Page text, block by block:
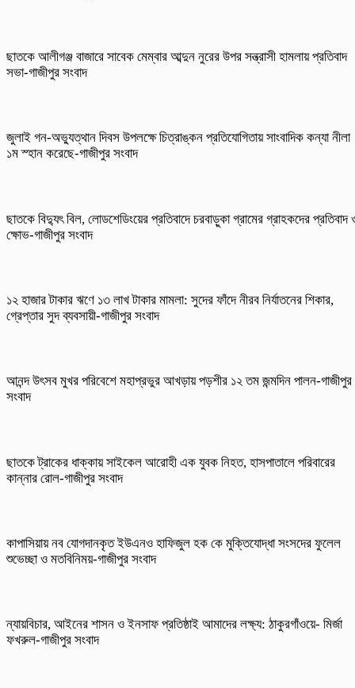
ছাতকে আলীগঞ্জ বাজারে সাবেক মেম্বার আব্দুন নুরের উপর সন্ত্রাসী হামলায় প্রতিবাদ
সভা-গাজীপুর সংবাদ
জুলাই গন-অভ্যুত্থান দিবস উপলক্ষে চিত্রাঙ্কন প্রতিযোগিতায় সাংবাদিক কন্যা নীলা
১ম স্হান করেছে-গাজীপুর সংবাদ
ছাতকে বিদ্যুৎ বিল, লোডশেডিংয়ের প্রতিবাদে চরবাড়ুকা গ্রামের গ্রাহকদের প্রতিবাদ
ক্ষোভ-গাজীপুর সংবাদ
১২ হাজার টাকার ঋণে ১৩ লাখ টাকার মামলা: সুদের ফাঁদে নীরব নির্যাতনের শিকার,
গ্রেপ্তার সুদ ব্যবসায়ী-গাজীপুর সংবাদ
আনন্দ উৎসব মুখর পরিবেশে মহাপ্রভুর আখড়ায় পড়শীর ১২ তম জন্মদিন পালন-গাজীপুর
সংবাদ
ছাতকে ট্রাকের ধাক্কায় সাইকেল আরোহী এক যুবক নিহত, হাসপাতালে পরিবারের
কান্নার রোল-গাজীপুর সংবাদ
কাপাসিয়ায় নব যোগদানকৃত ইউএনও হাফিজুল হক কে মুক্তিযোদ্ধা সংসদের ফুলেল
শুভেচ্ছা ও মতবিনিময়-গাজীপুর সংবাদ
ন্যায়বিচার, আইনের শাসন ও ইনসাফ প্রতিষ্ঠাই আমাদের লক্ষ্য: ঠাকুরগাঁওয়ে- মির্জা
ফখরুল-গাজীপুর সংবাদ